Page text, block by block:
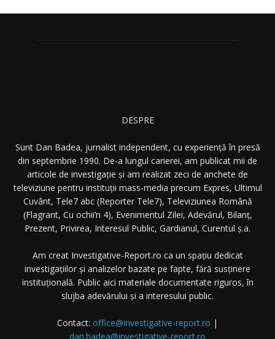
DESPRE
Sunt Dan Badea, jurnalist independent, cu experiență în presă
din septembrie 1990. De-a lungul carierei, am publicat mii de
articole de investigație și am realizat zeci de anchete de
televiziune pentru instituții mass-media precum Expres, Ultimul
Cuvânt, Tele7 abc (Reporter Tele7), Televiziunea Română
(Flagrant, Cu ochii’n 4), Evenimentul Zilei, Adevărul, Bilanț,
Prezent, Privirea, Interesul Public, Gardianul, Curentul ș.a.
Am creat Investigative-Report.ro ca un spațiu dedicat
investigațiilor și analizelor bazate pe fapte, fără susținere
instituțională. Public aici materiale documentate riguros, în
slujba adevărului și a interesului public.
Contact: office@investigative-report.ro |
dan.badea@investigative-report.ro